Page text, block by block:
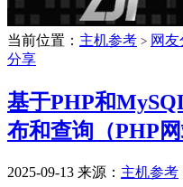
当前位置： 主机参考 > 网
分享
基于PHP和
布和查询（PHP网
2025-09-13 来源： 主机参考